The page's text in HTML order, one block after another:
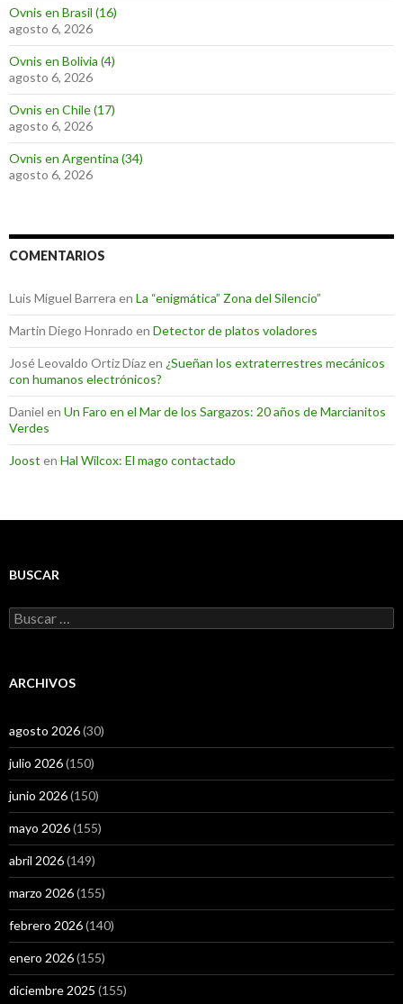
Ovnis en Brasil (16)
agosto 6, 2026
Ovnis en Bolivia (4)
agosto 6, 2026
Ovnis en Chile (17)
agosto 6, 2026
Ovnis en Argentina (34)
agosto 6, 2026
COMENTARIOS
Luis Miguel Barrera en La “enigmática” Zona del Silencio”
Martin Diego Honrado en Detector de platos voladores
José Leovaldo Ortiz Díazen ¿Sueñan los extraterrestres mecánicos
con humanos electrónicos?
Daniel en Un Faro en el Mar de los Sargazos: 20 años de Marcianitos
Verdes
Joost en Hal Wilcox: El mago contactado
BUSCAR
Buscar:
ARCHIVOS
agosto 2026(30)
julio 2026(150)
junio 2026(150)
mayo 2026(155)
abril 2026(149)
marzo 2026(155)
febrero 2026(140)
enero 2026(155)
diciembre 2025 (155)